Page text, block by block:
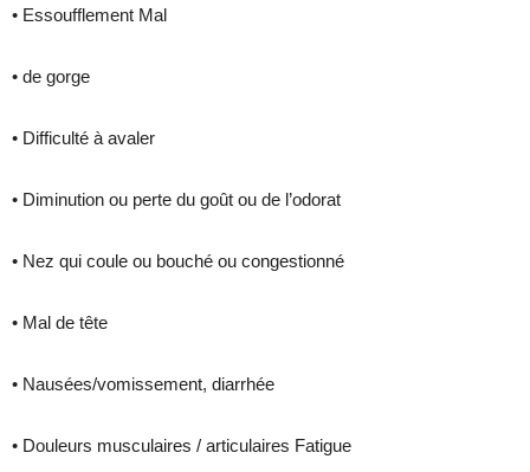
• Essoufflement Mal
• de gorge
• Difficulté à avaler
• Diminution ou perte du goût ou de l’odorat
• Nez qui coule ou bouché ou congestionné
• Mal de tête
• Nausées/vomissement, diarrhée
• Douleurs musculaires / articulaires Fatigue